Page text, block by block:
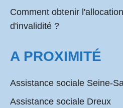
Comment obtenir
d'invalidité ?
A PROXIMITÉ
Assistance sociale Seine-
Assistance sociale Dreux